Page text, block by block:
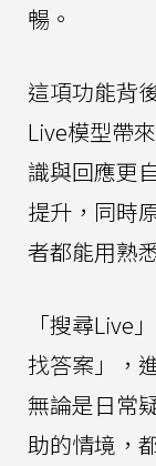
暢。
這項功能背
Live模型帶
識與回應更
提升，同時
者都能用熟
「搜尋Live
找答案」，
無論是日常
助的情境，